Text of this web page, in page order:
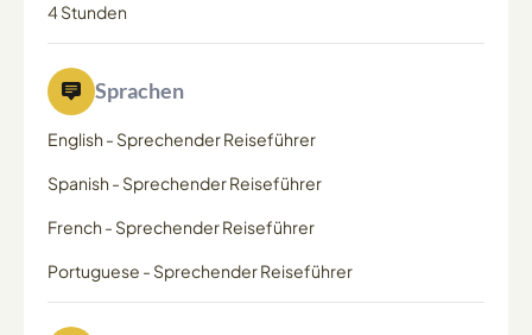
4 Stunden
Sprachen
English - Sprechender Reiseführer
Spanish - Sprechender Reiseführer
French - Sprechender Reiseführer
Portuguese - Sprechender Reiseführer